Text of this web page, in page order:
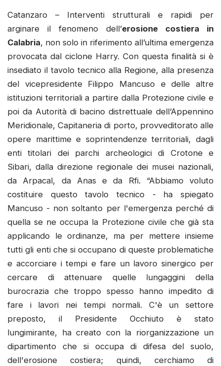
Catanzaro – Interventi strutturali e rapidi per
arginare il fenomeno dell’erosione costiera in
Calabria, non solo in riferimento all’ultima emergenza
provocata dal ciclone Harry. Con questa finalità si è
insediato il tavolo tecnico alla Regione, alla presenza
del vicepresidente Filippo Mancuso e delle altre
istituzioni territoriali a partire dalla Protezione civile e
poi da Autorità di bacino distrettuale dell’Appennino
Meridionale, Capitaneria di porto, provveditorato alle
opere marittime e soprintendenze territoriali, dagli
enti titolari dei parchi archeologici di Crotone e
Sibari, dalla direzione regionale dei musei nazionali,
da Arpacal, da Anas e da Rfi. “Abbiamo voluto
costituire questo tavolo tecnico - ha spiegato
Mancuso - non soltanto per l'emergenza perché di
quella se ne occupa la Protezione civile che già sta
applicando le ordinanze, ma per mettere insieme
tutti gli enti che si occupano di queste problematiche
e accorciare i tempi e fare un lavoro sinergico per
cercare di attenuare quelle lungaggini della
burocrazia che troppo spesso hanno impedito di
fare i lavori nei tempi normali. C'è un settore
preposto, il Presidente Occhiuto è stato
lungimirante, ha creato con la riorganizzazione un
dipartimento che si occupa di difesa del suolo,
dell'erosione costiera; quindi, cerchiamo di